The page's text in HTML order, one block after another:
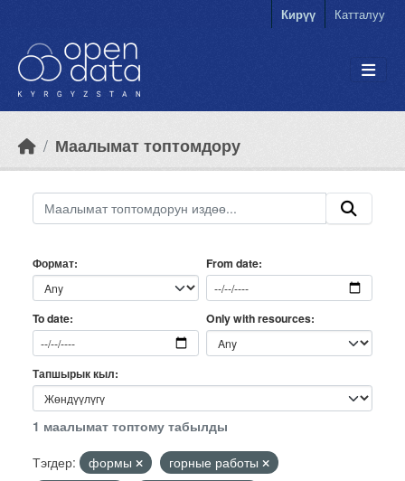
Кирүү Катталуу
Маалымат топтомдору
Формат From date
To date Only with resources
Тапшырык кыл
1 маалымат топтому табылды
Тэгдер:
формы
горные работы